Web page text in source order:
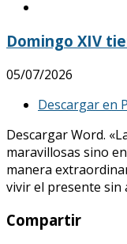
Domingo XIV
05/07/2026
Descargar en
Descargar Word.
maravillosas sino
manera
vivir el presente sin
Compartir